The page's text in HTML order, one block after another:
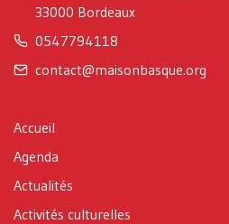
33000 Bordeaux
0547794118
contact@maisonbasque.org
Accueil
Agenda
Actualités
Activités culturelles